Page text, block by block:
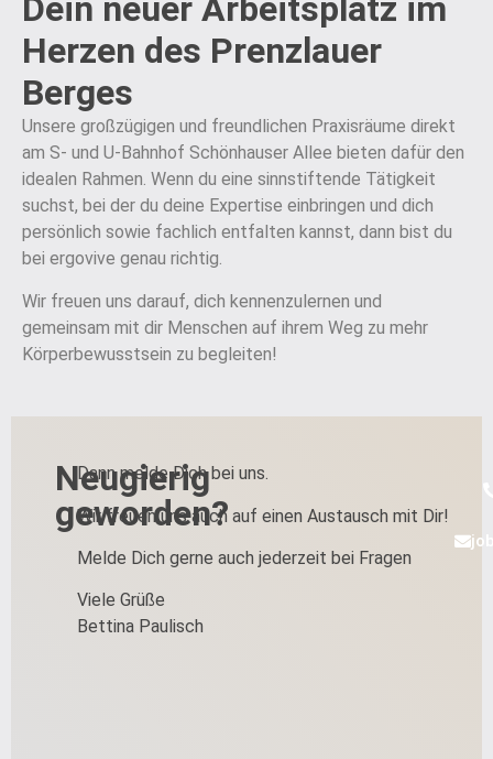
Dein neuer Arbeitsplatz im
Herzen des Prenzlauer
Berges
Unsere großzügigen und freundlichen Praxisräume direkt
am S- und U-Bahnhof Schönhauser Allee bieten dafür den
idealen Rahmen. Wenn du eine sinnstiftende Tätigkeit
suchst, bei der du deine Expertise einbringen und dich
persönlich sowie fachlich entfalten kannst, dann bist du
bei ergovive genau richtig.
Wir freuen uns darauf, dich kennenzulernen und
gemeinsam mit dir Menschen auf ihrem Weg zu mehr
Körperbewusstsein zu begleiten!
Neugierig
geworden?
Dann melde Dich bei uns.
Wir freuen uns auch auf einen Austausch mit Dir!
Melde Dich gerne auch jederzeit bei Fragen
Viele Grüße
Bettina Paulisch